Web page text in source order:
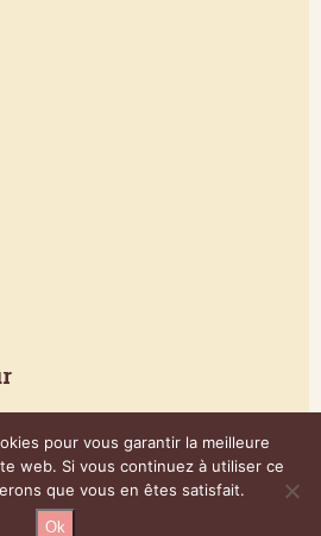
réservés.
pour vous garantir la meilleure
web. Si vous continuez à utiliser ce
que vous en êtes satisfait.
Ok